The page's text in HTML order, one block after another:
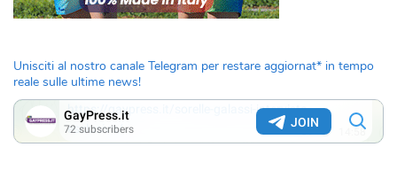
Unisciti al nostro canale Telegram per restare aggiornat* in tempo
reale sulle ultime news!